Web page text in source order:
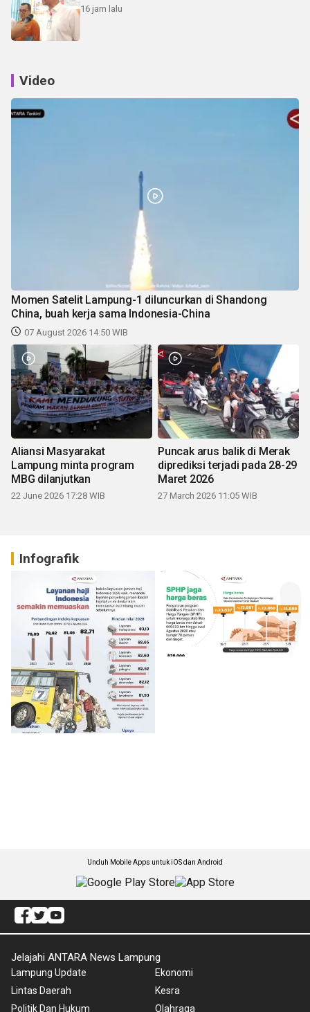
16 jam lalu
Video
Momen Satelit Lampung-1 diluncurkan di Shandong
China, buah kerja sama Indonesia-China
07 August 2026 14:50 WIB
Aliansi Masyarakat
Lampung minta program
MBG dilanjutkan
22 June 2026 17:28 WIB
Puncak arus balik di Merak
diprediksi terjadi pada 28-29
Maret 2026
27 March 2026 11:05 WIB
Infografik
Unduh Mobile Apps untuk iOS dan Android
Jelajahi ANTARA News Lampung
Lampung Update
Lintas Daerah
Politik Dan Hukum
Ekonomi
Kesra
Olahraga